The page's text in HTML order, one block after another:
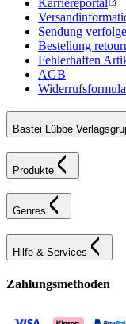
Karriereportal
Sendung
Bestellung
Fehlerhaften
AGB
Bastei Lübbe
Produkte
Genres
Hilfe & Services
Zahlungsmethoden